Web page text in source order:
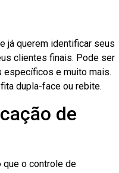
já querem identificar seus
clientes finais. Pode ser
específicos e muito mais.
dupla-face ou rebite.
de
que o controle de